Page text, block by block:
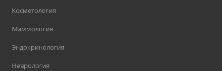
Косметология
Маммология
Эндокринология
Неврология